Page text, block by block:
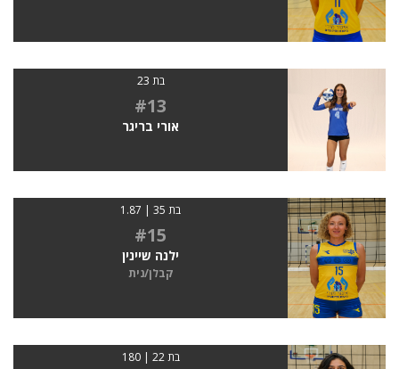
בת 23
#13
אורי בריגר
בת 35 | 1.87
#15
ילנה שיינין
קבלן/נית
בת 22 | 180